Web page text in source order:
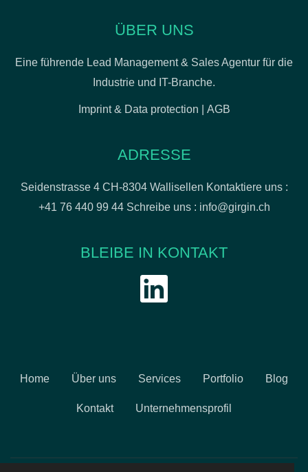
ÜBER UNS
Eine führende Lead Management & Sales Agentur für die
Industrie und IT-Branche.
Imprint & Data protection AGB
ADRESSE
Seidenstrasse 4 CH-8304 Wallisellen Kontaktiere uns :
+41 76 440 99 44 Schreibe uns : info@girgin.ch
BLEIBE IN KONTAKT
Home Über uns Services Portfolio Blog
Kontakt Unternehmensprofil